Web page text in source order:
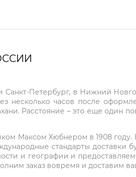
Санкт-Петербург, в Нижний
несколько часов после
Расстояние – это еще один
Максом Хюбнером в 1908
стандарты доставки
и географии и
заказ вовремя и доставим